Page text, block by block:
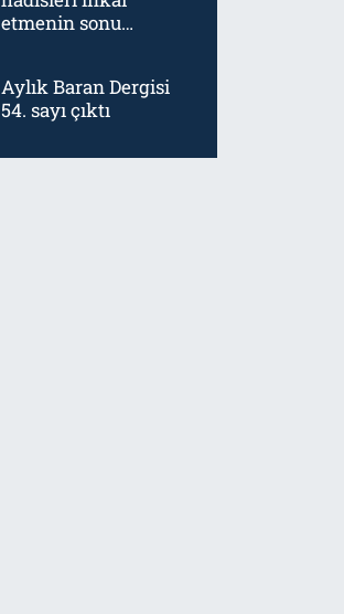
etmenin sonu
Aylık Baran Dergisi
54. sayı çıktı